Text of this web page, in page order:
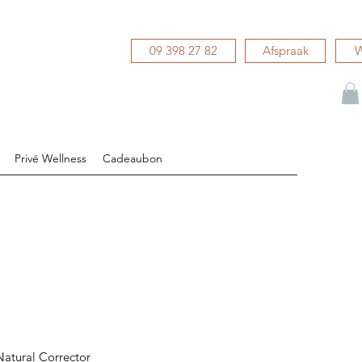
Privé Wellness Cadeaubon
09 398 27 82 Afspraak
Corrector